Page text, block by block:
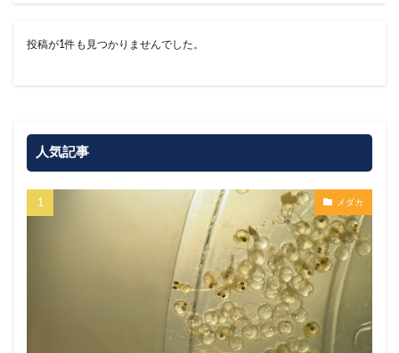
投稿が1件も見つかりませんでした。
人気記事
メダカ